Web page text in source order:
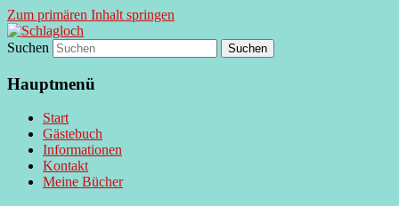
Zum primären Inhalt springen
Schlagloch
supersberger taggedanken
Suchen
Hauptmenü
Start
Gästebuch
Informationen
Kontakt
Meine Bücher